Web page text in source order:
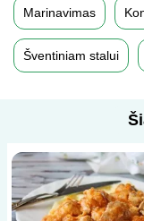
Marinavimas
Šventiniam stalui